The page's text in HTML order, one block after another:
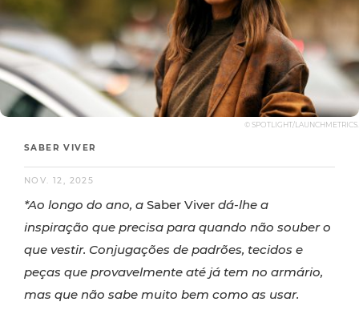
© SPOTLIGHT/LAUNCHMETRICS.
SABER VIVER
NOV. 12, 2025
*Ao longo do ano, a Saber Viver dá-lhe a
inspiração que precisa para quando não souber o
que vestir. Conjugações de padrões, tecidos e
peças que provavelmente até já tem no armário,
mas que não sabe muito bem como as usar.